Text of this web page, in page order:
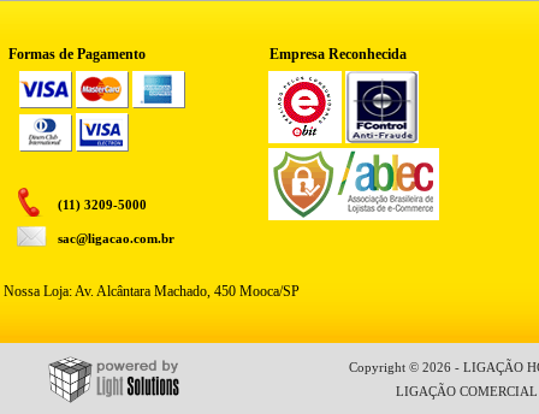
Formas de Pagamento Empresa Reconhecida
(11) 3209-5000
sac@ligacao.com.br
Nossa Loja: Av. Alcântara Machado, 450 Mooca/SP
Copyright © 2026 - LIGAÇÃO
LIGAÇÃO